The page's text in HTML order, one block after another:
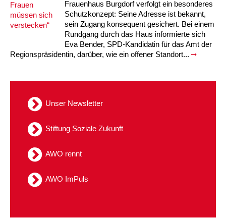
Frauenhaus Burgdorf verfolgt ein besonderes
Schutzkonzept: Seine Adresse ist bekannt,
sein Zugang konsequent gesichert. Bei einem
Rundgang durch das Haus informierte sich
Eva Bender, SPD-Kandidatin für das Amt der
Regionspräsidentin, darüber, wie ein offener Standort...
Unser Newsletter
Stiftung Soziale Zukunft
AWO rennt
AWO ImPuls